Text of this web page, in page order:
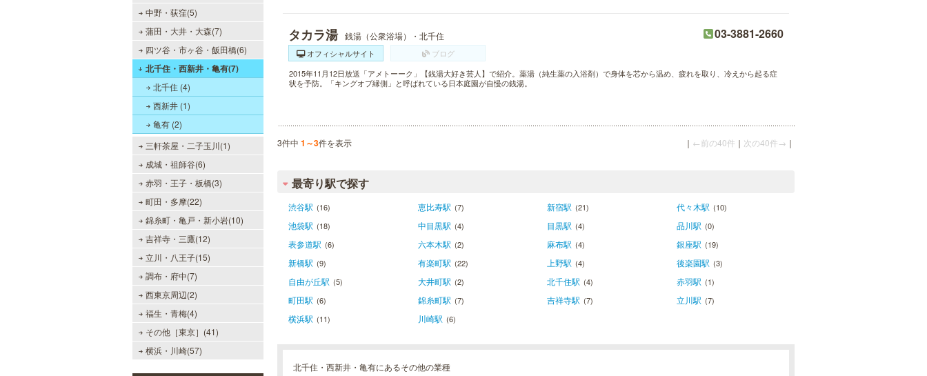
中野・荻窪(5)
蒲田・大井・大森(7)
四ツ谷・市ヶ谷・飯田橋(6)
北千住・西新井・亀有(7)
北千住 (4)
西新井 (1)
亀有 (2)
三軒茶屋・二子玉川(1)
成城・祖師谷(6)
赤羽・王子・板橋(3)
町田・多摩(22)
錦糸町・亀戸・新小岩(10)
吉祥寺・三鷹(12)
立川・八王子(15)
調布・府中(7)
西東京周辺(2)
福生・青梅(4)
その他［東京］(41)
横浜・川崎(57)
タカラ湯 銭湯（公衆浴場）・北千住 03-3881-2660
オフィシャルサイト
ブログ
2015年11月12日放送「アメトーーク」【銭湯大好き芸人】で紹介。薬湯（純生薬の入浴剤）で身体を芯から温め、疲れを取り、冷えから起る症
状を予防。「キングオブ縁側」と呼ばれている日本庭園が自慢の銭湯。
3件中 1～3件を表示 ｜ ←前の40件 ｜ 次の40件→ ｜
最寄り駅で探す
渋谷駅 (16) 恵比寿駅 (7) 新宿駅 (21) 代々木駅 (10)
池袋駅 (18) 中目黒駅 (4) 目黒駅 (4) 品川駅 (0)
表参道駅 (6) 六本木駅 (2) 麻布駅 (4) 銀座駅 (19)
新橋駅 (9) 有楽町駅 (22) 上野駅 (4) 後楽園駅 (3)
自由が丘駅 (5) 大井町駅 (2) 北千住駅 (4) 赤羽駅 (1)
町田駅 (6) 錦糸町駅 (7) 吉祥寺駅 (7) 立川駅 (7)
横浜駅 (11) 川崎駅 (6)
北千住・西新井・亀有にあるその他の業種